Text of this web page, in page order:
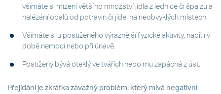
všímáte si mizení většího množství jídla z lednice či špajzu a
nalézání obalů od potravin či jídel na neobvyklých místech.
Všímáte si u postiženého výraznější fyzické aktivity, např. i v
době nemoci nebo při únavě.
Postižený bývá oteklý ve tvářích nebo mu zapáchá z úst.
Přejídání je zkrátka závažný problém, který mívá negativní